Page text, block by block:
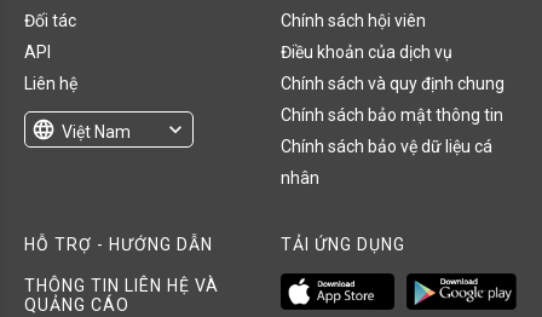
Đối tác
API
Liên hệ
language Việt Nam
expand_more
Chính sách hội viên
Điều khoản của dịch vụ
Chính sách và quy định chung
Chính sách bảo mật thông tin
Chính sách bảo vệ dữ liệu cá
nhân
HỖ TRỢ - HƯỚNG DẪN
THÔNG TIN LIÊN HỆ VÀ
QUẢNG CÁO
TẢI ỨNG DỤNG